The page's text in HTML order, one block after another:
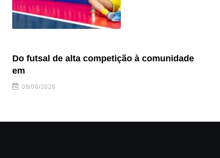
Do futsal de alta competição à comunidade
em
08/06/2026